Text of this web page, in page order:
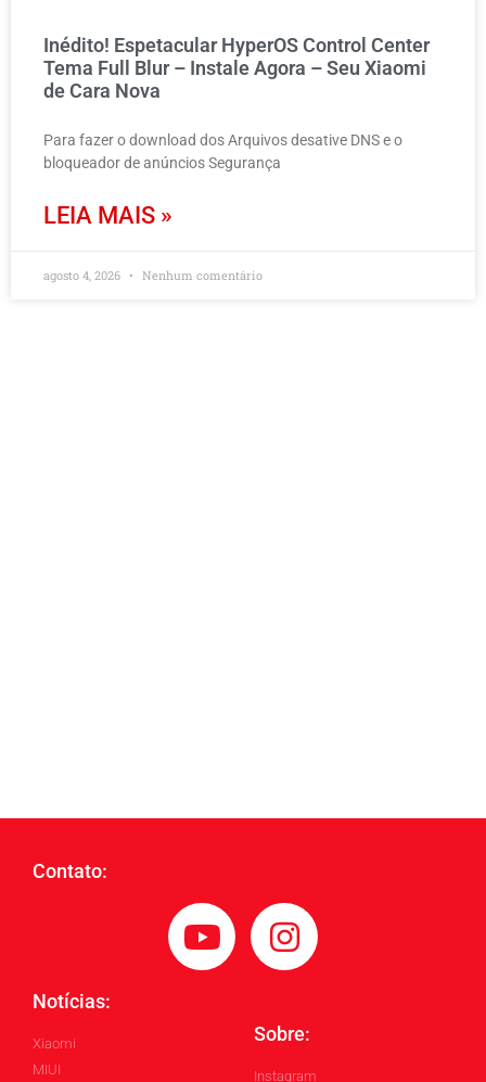
Inédito! Espetacular HyperOS Control Center
Tema Full Blur – Instale Agora – Seu Xiaomi
de Cara Nova
Para fazer o download dos Arquivos desative DNS e o
bloqueador de anúncios Segurança
LEIA MAIS »
agosto 4, 2026 Nenhum comentário
Contato:
Notícias:
Xiaomi
MIUI
Sobre:
Instagram